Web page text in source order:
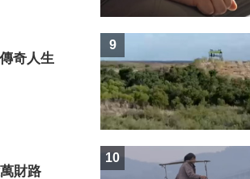
奇人生
財路
9
10